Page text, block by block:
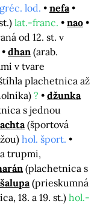
gréc. lod.
nefa
lat.-franc.
nao
od 12. st. v
dhan (arab.
v tvare
plachetnica až
?
džunka
s jednou
(športová
hol. šport.
trupmi,
(plachetnica s
šalupa (prieskumná
18. a 19. st.) hol.-